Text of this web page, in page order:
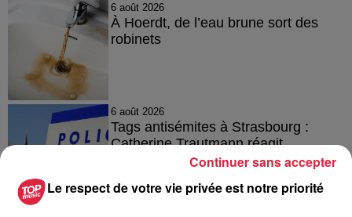
6 août 2026
À Hoerdt, de l’eau brune sort des
robinets
6 août 2026
Tags antisémites à Strasbourg :
Catherine Trautmann réagit
Le respect de votre vie privée est notre priorité
Continuer sans accepter